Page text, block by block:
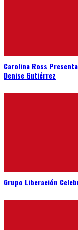
Carolina Ross
Denise Gutiérrez
Grupo Liberación